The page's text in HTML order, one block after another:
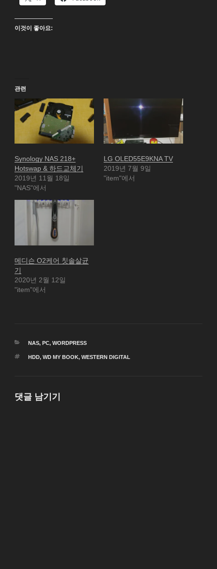
이것이 좋아요:
관련
Synology NAS 218+
Hotswap & 하드교체기
2019년 11월 18일
"NAS"에서
LG OLED55E9KNA TV
2019년 7월 9일
"item"에서
메디슨 O2케어 칫솔살균
기
2020년 2월 12일
"item"에서
카
고
NAS, PC, WORDPRESS
태
HDD, WD MY BOOK, WESTERN DIGITAL
댓글 남기기